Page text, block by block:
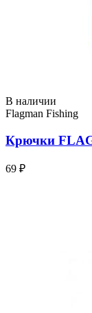
В наличии
Flagman Fishing
Крючки
69 ₽